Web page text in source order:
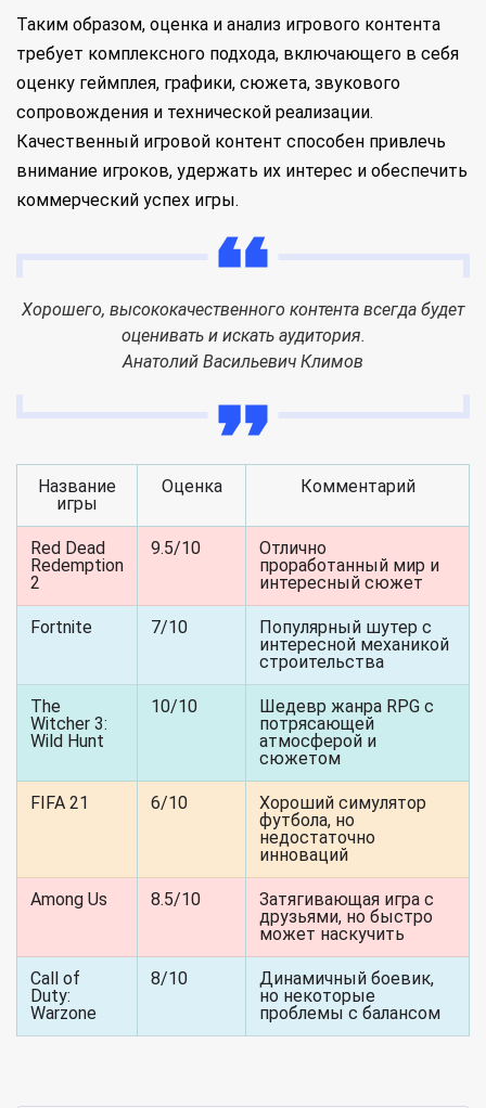
Таким образом, оценка и анализ игрового контента
требует комплексного подхода, включающего в себя
оценку геймплея, графики, сюжета, звукового
сопровождения и технической реализации.
Качественный игровой контент способен привлечь
внимание игроков, удержать их интерес и обеспечить
коммерческий успех игры.
Хорошего, высококачественного контента всегда будет
оценивать и искать аудитория.
Анатолий Васильевич Климов
Название
игры
Оценка Комментарий
Red Dead
Redemption
2
9.5/10
Отлично
проработанный мир и
интересный сюжет
Fortnite 7/10
Популярный шутер с
интересной механикой
строительства
The
Witcher 3:
Wild Hunt
10/10
Шедевр жанра RPG с
потрясающей
атмосферой и
сюжетом
FIFA 21 6/10
Хороший симулятор
футбола, но
недостаточно
инноваций
Among Us 8.5/10
Затягивающая игра с
друзьями, но быстро
может наскучить
Call of
Duty:
Warzone
8/10
Динамичный боевик,
но некоторые
проблемы с балансом